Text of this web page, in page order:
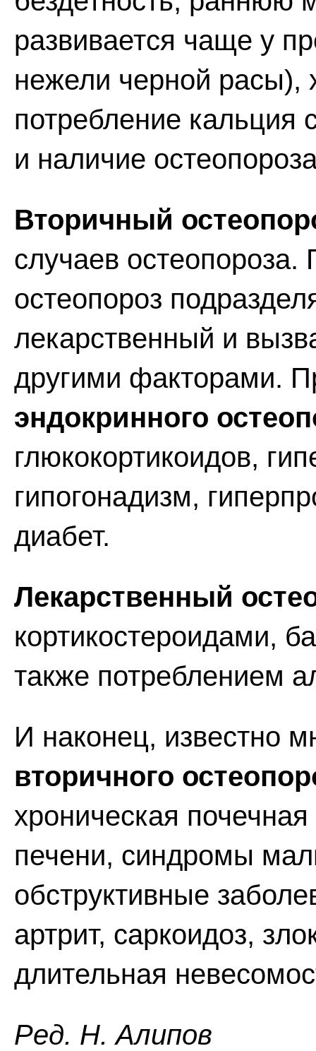
развивается чаще у
нежели черной расы),
потребление кальция
и наличие
Вторичный
случаев остеопороза.
остеопороз
лекарственный и
другими факторами.
эндокринного
глюкокортикоидов,
гипогонадизм,
диабет.
Лекарственный
кортикостероидами,
также потреблением
И наконец, известно
вторичного
хроническая
печени, синдромы
обструктивные
артрит, саркоидоз,
длительная
Ред. Н. Алипов